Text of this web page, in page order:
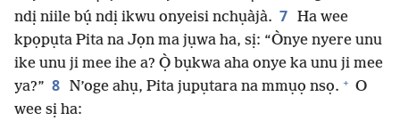
ndị niile bụ́ ndị ikwu onyeisi nchụàjà. 7 Ha wee
kpọpụta Pita na Jọn ma jụwa ha, sị: “Ònye nyere unu
ike unu ji mee ihe a? Ọ̀ bụkwa aha onye ka unu ji mee
ya?” 8 N’oge ahụ, Pita jupụtara na mmụọ nsọ. + O
wee sị ha: